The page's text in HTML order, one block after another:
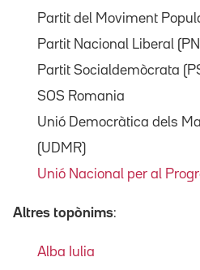
Partit del Moviment
Partit Nacional Liberal
Partit Socialdemòcrata
SOS Romania
Unió Democràtica dels
(UDMR)
Unió Nacional per al
Altres topònims:
Alba Iulia